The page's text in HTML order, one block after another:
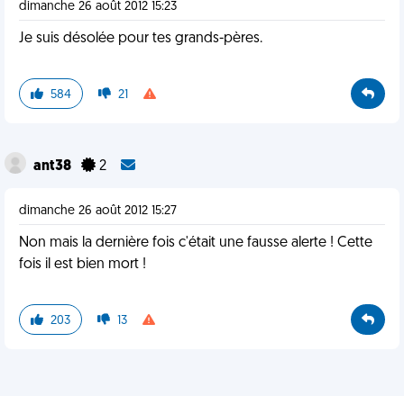
dimanche 26 août 2012 15:23
Je suis désolée pour tes grands-pères.
584 21
ant38 2
dimanche 26 août 2012 15:27
Non mais la dernière fois c'était une fausse alerte ! Cette
fois il est bien mort !
203 13